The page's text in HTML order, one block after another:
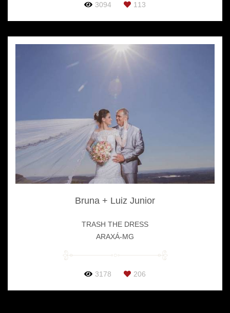
3094 113
Bruna + Luiz Junior
TRASH THE DRESS
ARAXÁ-MG
3178 206